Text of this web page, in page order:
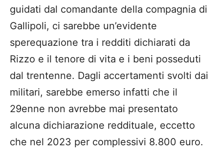
guidati dal comandante della compagnia di
Gallipoli, ci sarebbe un’evidente
sperequazione tra i redditi dichiarati da
Rizzo e il tenore di vita e i beni posseduti
dal trentenne. Dagli accertamenti svolti dai
militari, sarebbe emerso infatti che il
29enne non avrebbe mai presentato
alcuna dichiarazione reddituale, eccetto
che nel 2023 per complessivi 8.800 euro.